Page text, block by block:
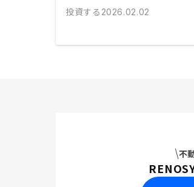
投資する 2026.02.02
不